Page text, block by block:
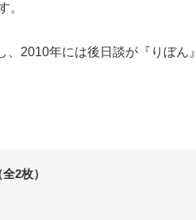
。
2010年には後日談が『りぼん』
2枚）